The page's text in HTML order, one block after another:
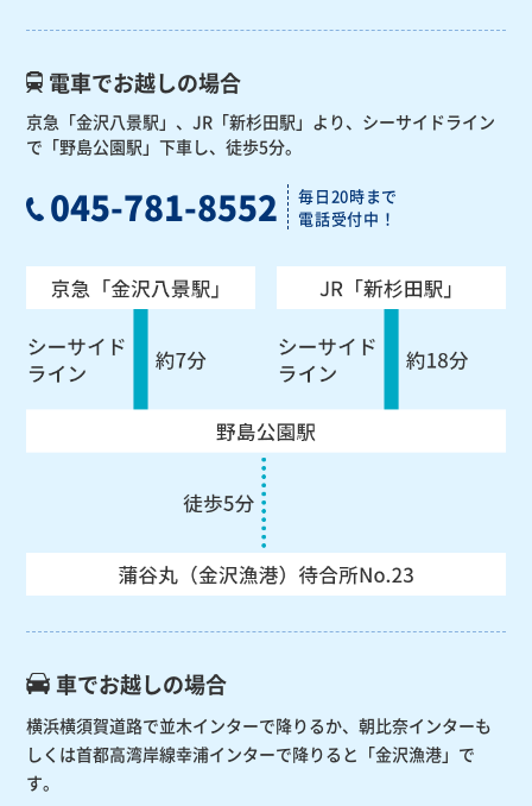
電車でお越しの場合
京急「金沢八景駅」、JR「新杉田駅」より、 シーサイドライン
で「野島公園駅」下車し、徒歩5分。
045-781-8552
毎日20時まで
電話受付中！
車でお越しの場合
横浜横須賀道路で並木インターで降りるか、朝比奈インターも
しくは首都高湾岸線幸浦インターで降りると「金沢漁港」で
す。